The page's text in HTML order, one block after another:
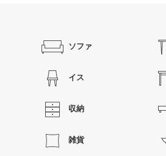
ソファ
イス
収納
雑貨